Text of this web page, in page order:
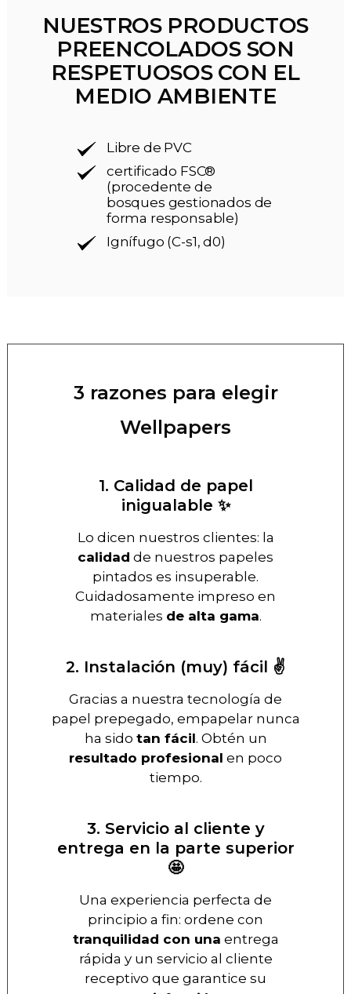
NUESTROS PRODUCTOS
PREENCOLADOS SON
RESPETUOSOS CON EL
MEDIO AMBIENTE
Libre de PVC
certificado FSC®
(procedente de
bosques gestionados de
forma responsable)
Ignífugo (C-s1, d0)
3 razones para elegir
Wellpapers
1. Calidad de papel
inigualable ✨
Lo dicen nuestros clientes: la
calidad de nuestros papeles
pintados es insuperable.
Cuidadosamente impreso en
materiales de alta gama.
2. Instalación (muy) fácil ✌️
Gracias a nuestra tecnología de
papel prepegado, empapelar nunca
ha sido tan fácil. Obtén un
resultado profesional en poco
tiempo.
3. Servicio al cliente y
entrega en la parte superior
🤩
Una experiencia perfecta de
principio a fin: ordene con
tranquilidad con una entrega
rápida y un servicio al cliente
receptivo que garantice su